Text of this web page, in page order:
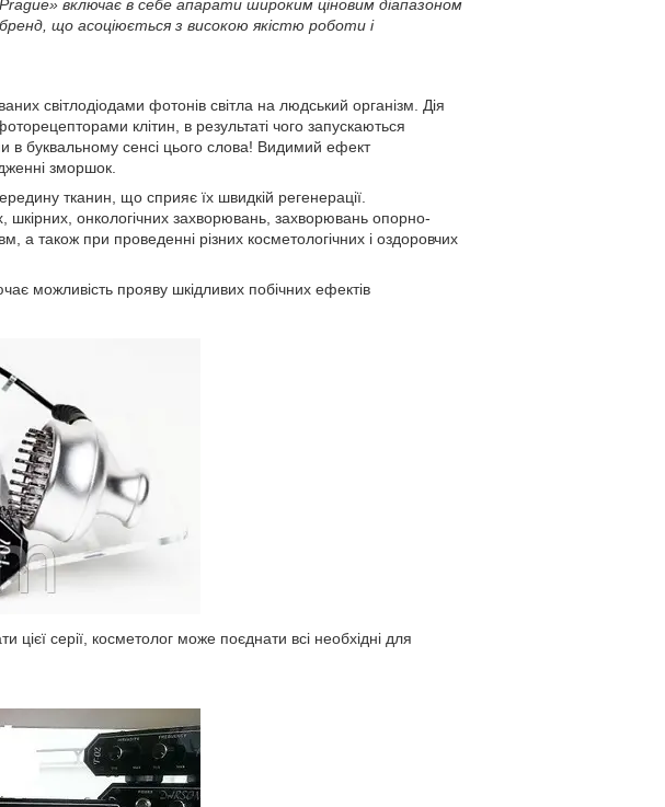
включає в себе апарати широким ціновим діапазоном
що асоціюється з високою якістю роботи і
світлодіодами фотонів світла на людський організм. Дія
клітин, в результаті чого запускаються
в буквальному сенсі цього слова! Видимий ефект
зморшок.
тканин, що сприяє їх швидкій регенерації.
шкірних, онкологічних захворювань, захворювань опорно-
а також при проведенні різних косметологічних і оздоровчих
можливість прояву шкідливих побічних ефектів
серії, косметолог може поєднати всі необхідні для